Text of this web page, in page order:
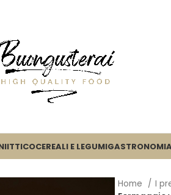
ITTICOCEREALI E LEGUMI
Home
I